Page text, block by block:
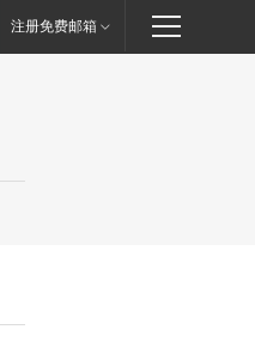
注册免费邮箱